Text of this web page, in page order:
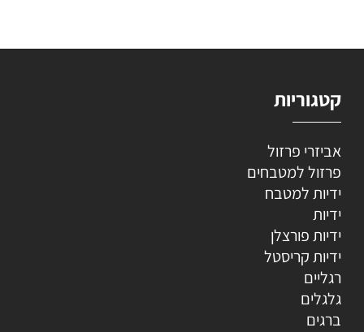
קטגוריות
אביזרי פרזול
פרזול למטבחים
ידיות למטבח
ידיות
ידיות פורצלן
ידיות קריסטל
רגליים
גלגלים
ברגים